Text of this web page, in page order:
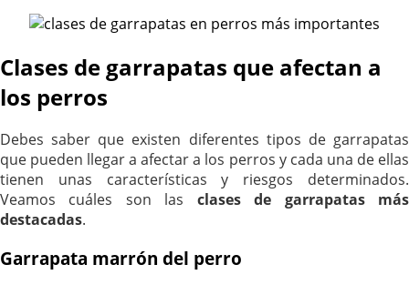
Clases de garrapatas que afectan a
los perros
Debes saber que existen diferentes tipos de garrapatas
que pueden llegar a afectar a los perros y cada una de ellas
tienen unas características y riesgos determinados.
Veamos cuáles son las clases de garrapatas más
destacadas.
Garrapata marrón del perro